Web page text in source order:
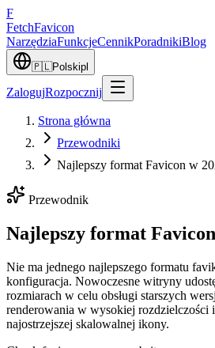
F
FetchFavicon
NarzędziaFunkcjeCennikPoradnikiBlog
🇵🇱Polskipl
ZalogujRozpocznij
Strona główna
Przewodniki
Najlepszy format Favicon w
Przewodnik
Najlepszy format
Nie ma jednego najlepszego formatu
konfiguracja. Nowoczesne witryny
rozmiarach w celu obsługi starszych
renderowania w wysokiej rozdzielczości
najostrzejszej skalowalnej ikony.